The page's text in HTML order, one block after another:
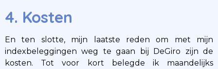
4. Kosten
En ten slotte, mijn laatste reden om met mijn
indexbeleggingen weg te gaan bij DeGiro zijn de
kosten. Tot voor kort belegde ik maandelijks